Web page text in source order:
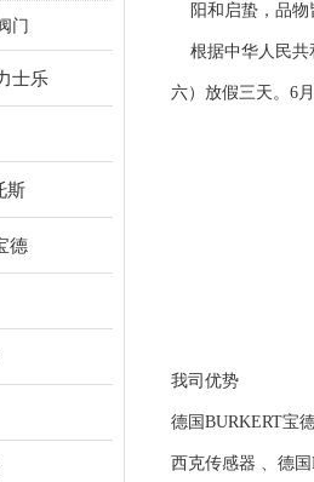
门
士乐
斯
德
阳和启蛰，品物
根据中华人民共
六）放假三天。6
我司优势
德国BURKERT宝
西克传感器 、德